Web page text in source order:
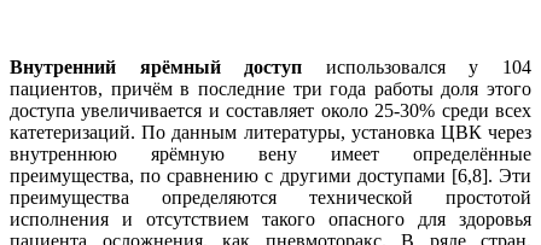
Внутренний ярёмный доступ использовался у 104
пациентов, причём в последние три года работы доля этого
доступа увеличивается и составляет около 25-30% среди всех
катетеризаций. По данным литературы, установка ЦВК через
внутреннюю ярёмную вену имеет определённые
преимущества, по сравнению с другими доступами [6,8]. Эти
преимущества определяются технической простотой
исполнения и отсутствием такого опасного для здоровья
пациента осложнения, как пневмоторакс. В ряде стран,